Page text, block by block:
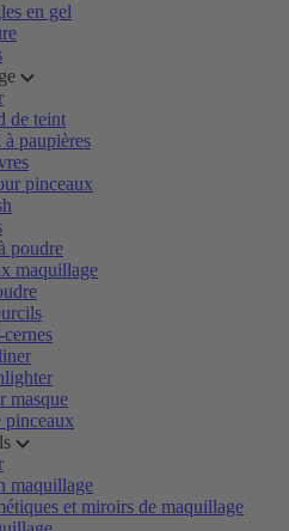
en gel
de teint
paupières
pinceaux
poudre
maquillage
masque
pinceaux
maquillage
et miroirs de maquillage